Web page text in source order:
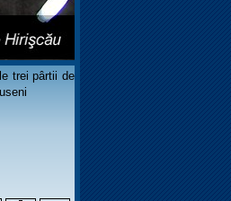
trei pârtii de